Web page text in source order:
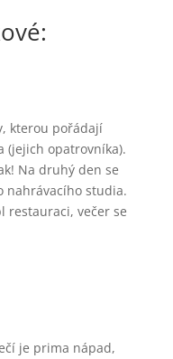
kterou pořádají
(jejich opatrovníka).
Na druhý den se
nahrávacího studia.
restauraci, večer se
je prima nápad,